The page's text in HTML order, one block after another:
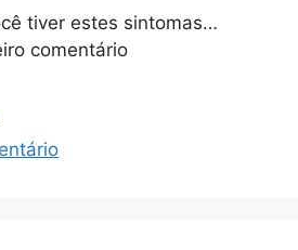
tiver estes sintomas…
comentário